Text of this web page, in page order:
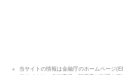
当サイトの情報は金融庁のホームページ